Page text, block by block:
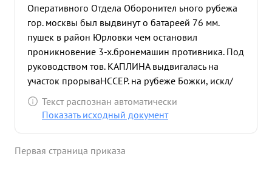
Оперативного Отдела Оборонител ьного рубежа
гор. москвы был выдвинут о батареей 76 мм.
пушек в район Юрловки чем остановил
проникновение 3-х.бронемашин противника. Под
руководством тов. КАПЛИНА выдвигалась на
участок прорываНССЕР. на рубеже Божки, искл/
Знаменка под Москвой Тов. КАПЛИН три раза
лично ходил в разведку для выяснения
внешний обвод обороны г. Москвы 17 Апреля
Текст распознан автоматически
Показать исходный документ
Первая страница приказа